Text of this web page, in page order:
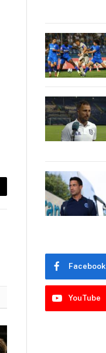
Facebook
YouTube